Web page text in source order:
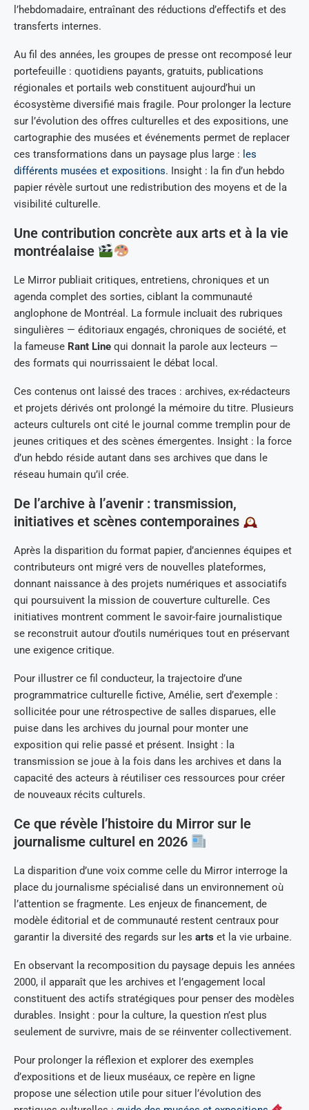
l’hebdomadaire, entraînant des réductions d’effectifs et des
transferts internes.
Au fil des années, les groupes de presse ont recomposé leur
portefeuille : quotidiens payants, gratuits, publications
régionales et portails web constituent aujourd’hui un
écosystème diversifié mais fragile. Pour prolonger la lecture
sur l’évolution des offres culturelles et des expositions, une
cartographie des musées et événements permet de replacer
ces transformations dans un paysage plus large : les
différents musées et expositions. Insight : la fin d’un hebdo
papier révèle surtout une redistribution des moyens et de la
visibilité culturelle.
Une contribution concrète aux arts et à la vie
montréalaise
Le Mirror publiait critiques, entretiens, chroniques et un
agenda complet des sorties, ciblant la communauté
anglophone de Montréal. La formule incluait des rubriques
singulières — éditoriaux engagés, chroniques de société, et
la fameuse Rant Line qui donnait la parole aux lecteurs —
des formats qui nourrissaient le débat local.
Ces contenus ont laissé des traces : archives, ex-rédacteurs
et projets dérivés ont prolongé la mémoire du titre. Plusieurs
acteurs culturels ont cité le journal comme tremplin pour de
jeunes critiques et des scènes émergentes. Insight : la force
d’un hebdo réside autant dans ses archives que dans le
réseau humain qu’il crée.
De l’archive à l’avenir : transmission,
initiatives et scènes contemporaines
Après la disparition du format papier, d’anciennes équipes et
contributeurs ont migré vers de nouvelles plateformes,
donnant naissance à des projets numériques et associatifs
qui poursuivent la mission de couverture culturelle. Ces
initiatives montrent comment le savoir-faire journalistique
se reconstruit autour d’outils numériques tout en préservant
une exigence critique.
Pour illustrer ce fil conducteur, la trajectoire d’une
programmatrice culturelle fictive, Amélie, sert d’exemple :
sollicitée pour une rétrospective de salles disparues, elle
puise dans les archives du journal pour monter une
exposition qui relie passé et présent. Insight : la
transmission se joue à la fois dans les archives et dans la
capacité des acteurs à réutiliser ces ressources pour créer
de nouveaux récits culturels.
Ce que révèle l’histoire du Mirror sur le
journalisme culturel en 2026
La disparition d’une voix comme celle du Mirror interroge la
place du journalisme spécialisé dans un environnement où
l’attention se fragmente. Les enjeux de financement, de
modèle éditorial et de communauté restent centraux pour
garantir la diversité des regards sur les arts et la vie urbaine.
En observant la recomposition du paysage depuis les années
2000, il apparaît que les archives et l’engagement local
constituent des actifs stratégiques pour penser des modèles
durables. Insight : pour la culture, la question n’est plus
seulement de survivre, mais de se réinventer collectivement.
Pour prolonger la réflexion et explorer des exemples
d’expositions et de lieux muséaux, ce repère en ligne
propose une sélection utile pour situer l’évolution des